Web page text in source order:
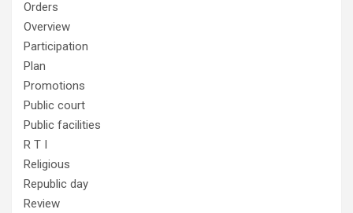
Orders
Overview
Participation
Plan
Promotions
Public court
Public facilities
R T I
Religious
Republic day
Review